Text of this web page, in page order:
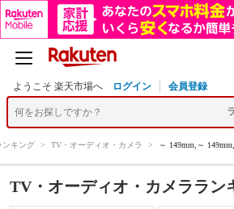
ようこそ 楽天市場へ ログイン 会員登録
ンキング > TV・オーディオ・カメラ > ～ 149mm,～
TV・オーディオ・カメララン